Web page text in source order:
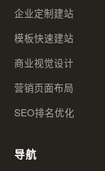
企业定制建站
模板快速建站
商业视觉设计
营销页面布局
SEO排名优化
导航